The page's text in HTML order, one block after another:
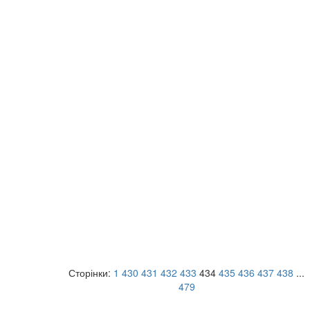
Сторінки: 1 430 431 432 433 434 435 436 437 438 ...
479